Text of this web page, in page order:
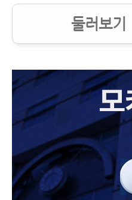
둘러보기